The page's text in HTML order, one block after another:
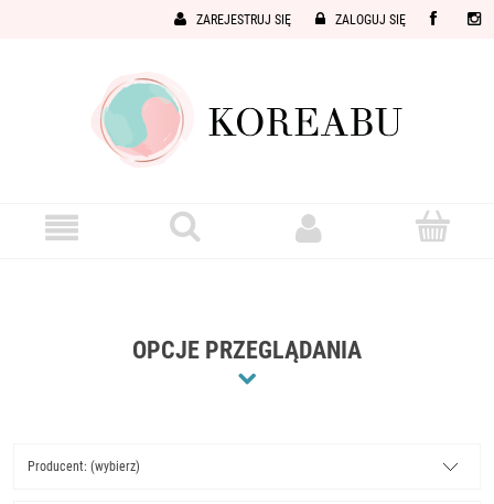
ZAREJESTRUJ SIĘ ZALOGUJ SIĘ
OPCJE PRZEGLĄDANIA
Producent: (wybierz)